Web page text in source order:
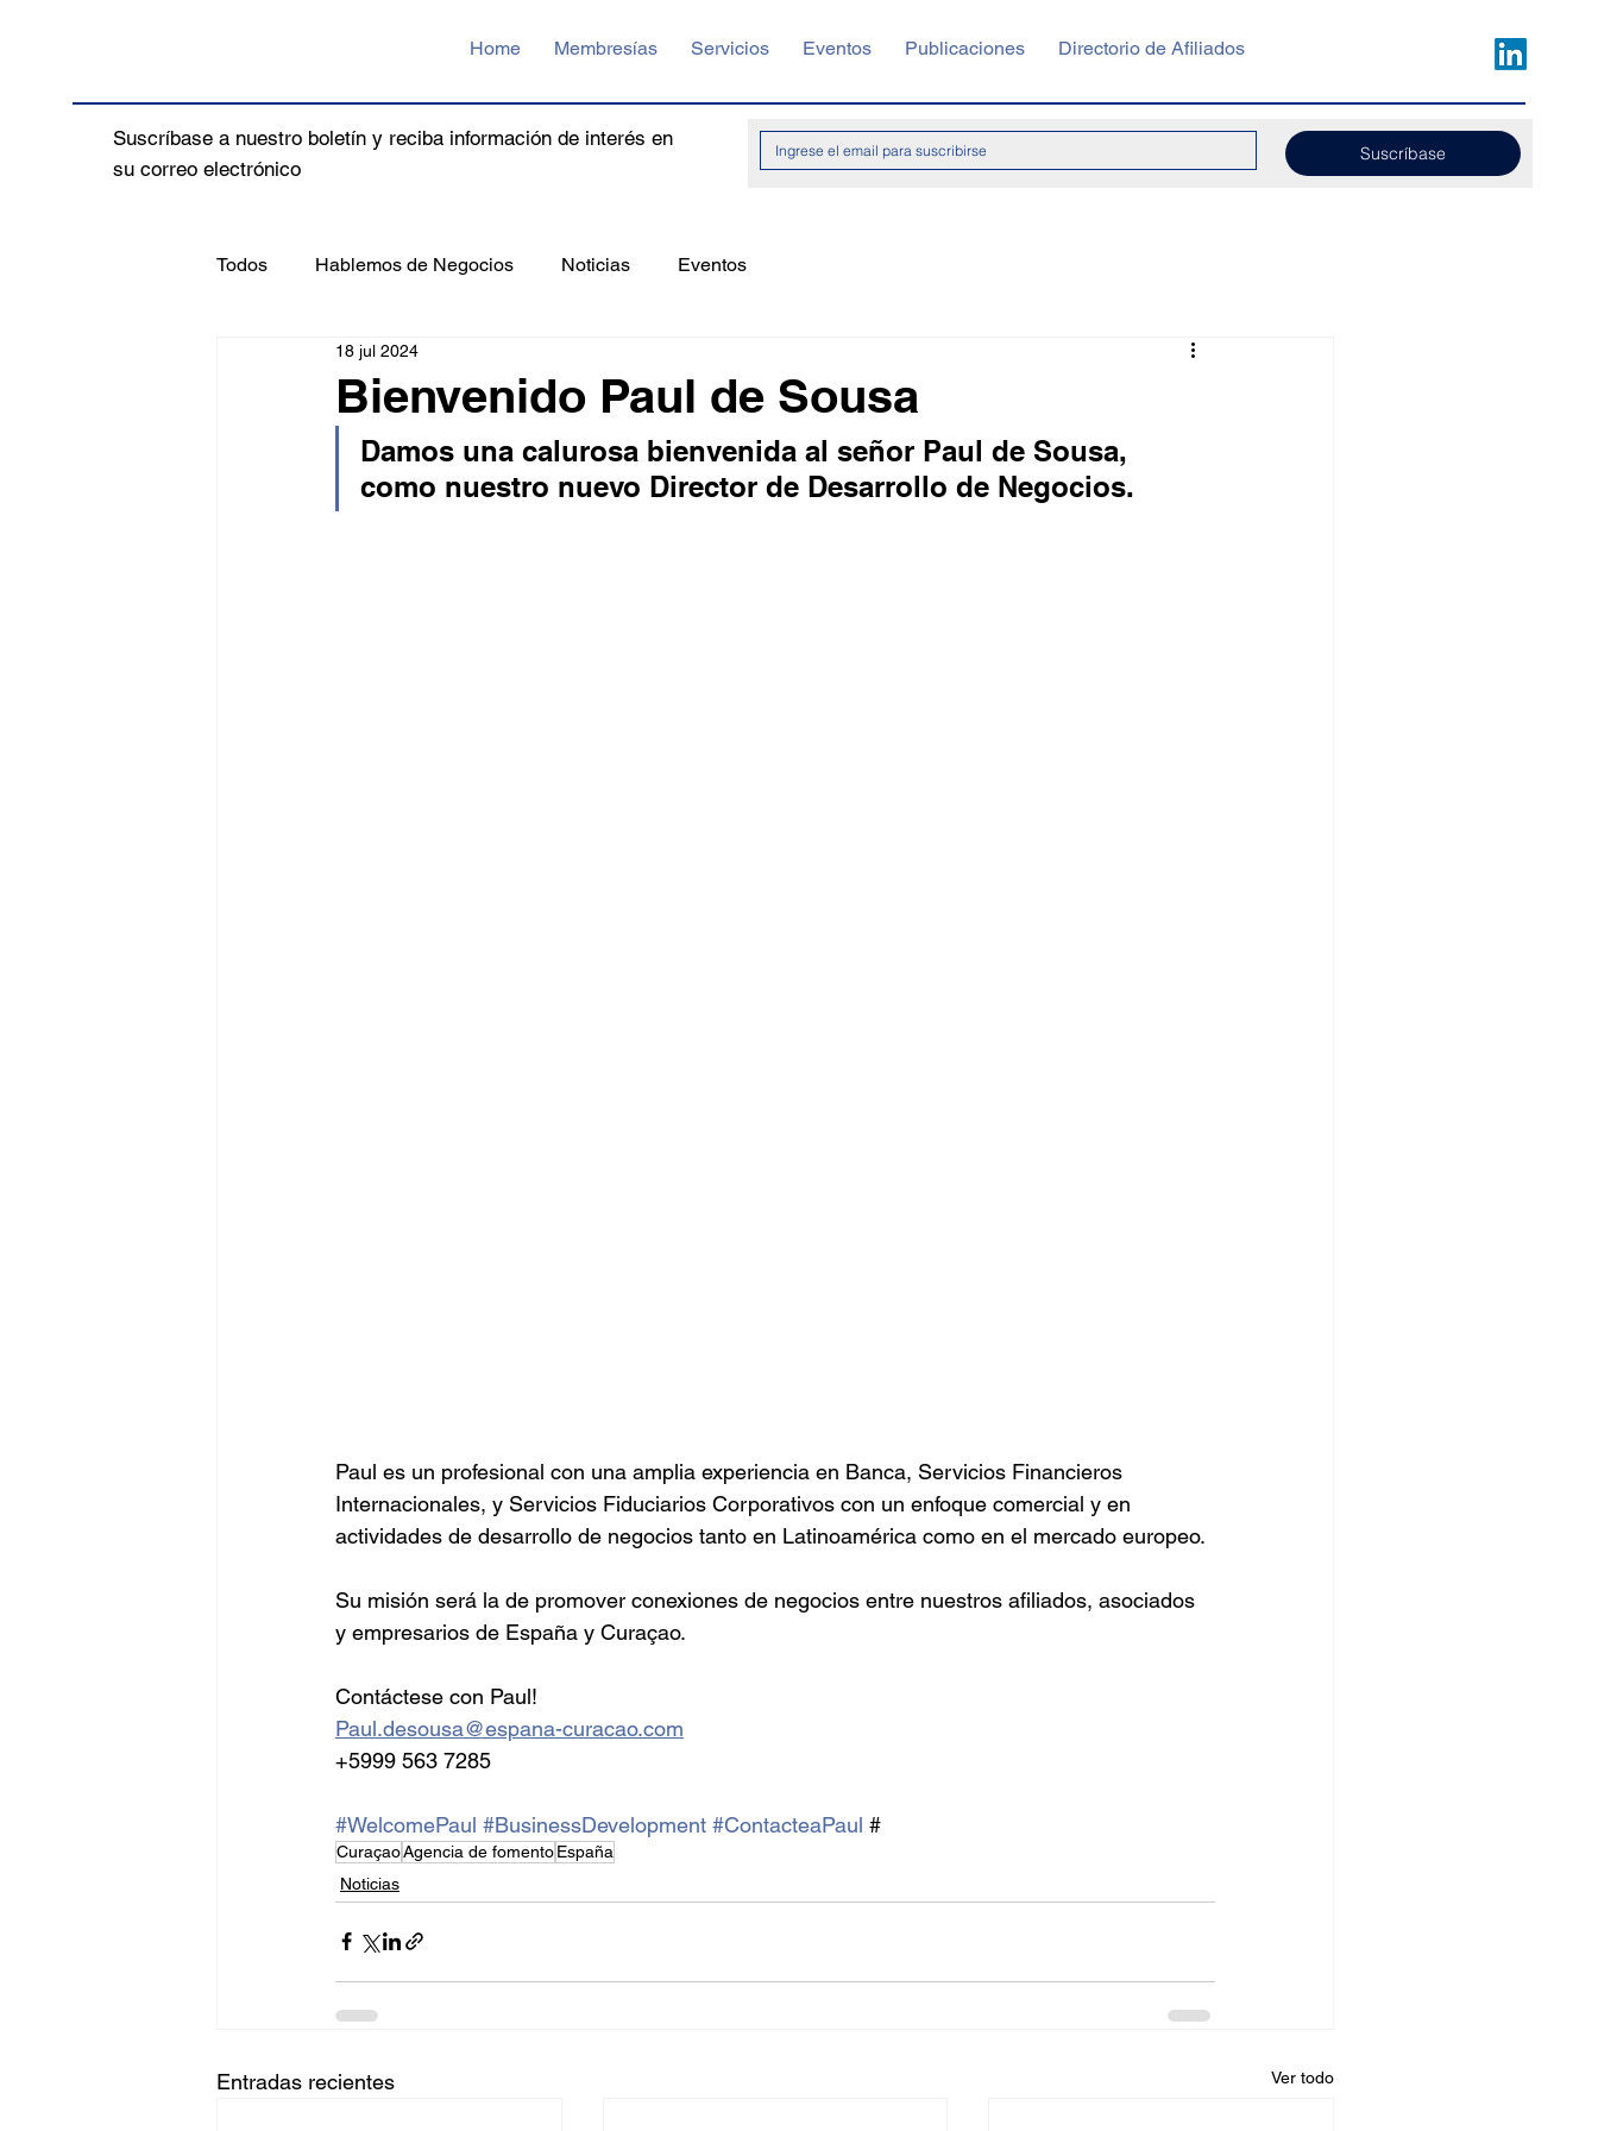
Suscríbase a nuestro boletín y reciba información de interés en
su correo electrónico
Suscríbase
Home Membresías Servicios Eventos Publicaciones Directorio de Afiliados
Todos Hablemos de Negocios Noticias Eventos
Bienvenido Paul de Sousa
18 jul 2024
Damos una calurosa bienvenida al señor Paul de Sousa,
como nuestro nuevo Director de Desarrollo de Negocios.
Paul es un profesional con una amplia experiencia en Banca, Servicios Financieros
Internacionales, y Servicios Fiduciarios Corporativos con un enfoque comercial y en
actividades de desarrollo de negocios tanto en Latinoamérica como en el mercado europeo.
Su misión será la de promover conexiones de negocios entre nuestros afiliados, asociados
y empresarios de España y Curaçao.
Contáctese con Paul!
Paul.desousa@espana-curacao.com
+5999 563 7285
#WelcomePaul #BusinessDevelopment #ContacteaPaul #
CuraçaoAgencia de fomentoEspaña
Noticias
Entradas recientes Ver todo